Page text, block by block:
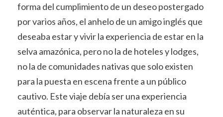
forma del cumplimiento de un deseo postergado
por varios años, el anhelo de un amigo inglés que
deseaba estar y vivir la experiencia de estar en la
selva amazónica, pero no la de hoteles y lodges,
no la de comunidades nativas que solo existen
para la puesta en escena frente a un público
cautivo. Este viaje debía ser una experiencia
auténtica, para observar la naturaleza en su